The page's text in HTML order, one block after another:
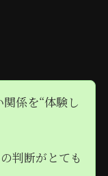
係を“体験し
判断がとても